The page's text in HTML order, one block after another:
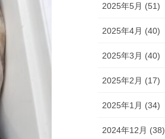
2025年5月 (51)
2025年4月 (40)
2025年3月 (40)
2025年2月 (17)
2025年1月 (34)
2024年12月 (38)